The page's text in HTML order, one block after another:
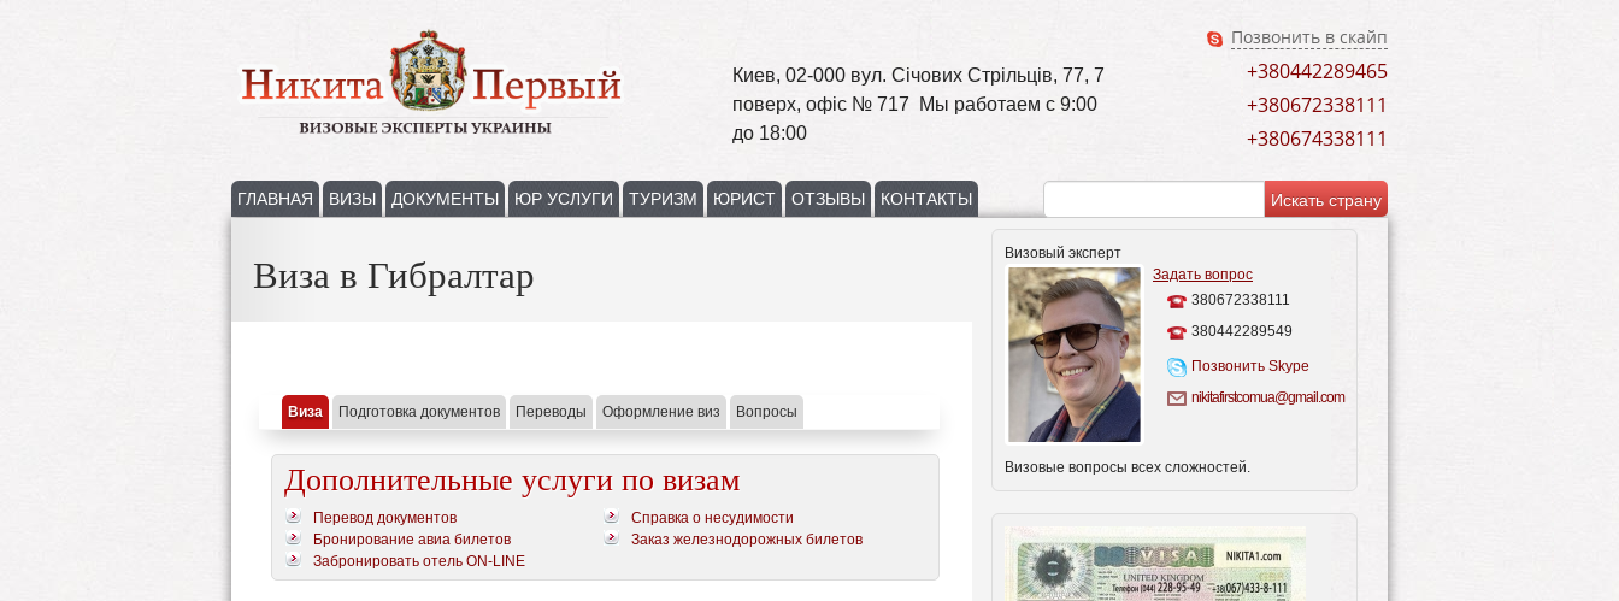
Киев, 02-000 вул. Січових Стрільців, 77, 7
поверх, офіс № 717 Мы работаем с 9:00
до 18:00
Позвонить в скайп
+380442289465
+380672338111
+380674338111
ГЛАВНАЯ ВИЗЫ ДОКУМЕНТЫ ЮР УСЛУГИ ТУРИЗМ ЮРИСТ ОТЗЫВЫ КОНТАКТЫ
Виза в Гибралтар
Виза Подготовка документов Переводы Оформление виз Вопросы
Дополнительные услуги по визам
Перевод документов
Справка о несудимости
Бронирование авиа билетов
Заказ железнодорожных билетов
Забронировать отель ON-LINE
Визовый эксперт
Задать вопрос
380672338111
380442289549
Позвонить Skype
nikitafirstcomua@gmail.com
Визовые вопросы всех сложностей.